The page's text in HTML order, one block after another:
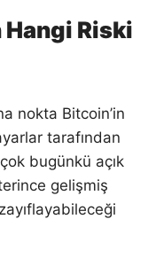
Riski
nokta Bitcoin’in
tarafından
bugünkü açık
gelişmiş